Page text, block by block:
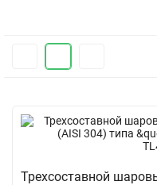
Трехсоставной